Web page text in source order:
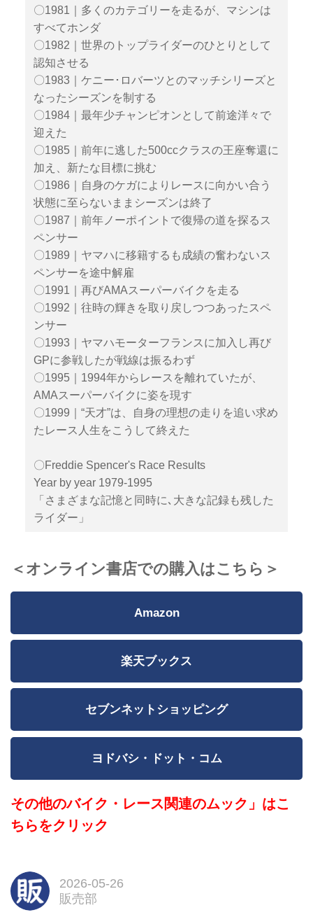
〇1981｜多くのカテゴリーを走るが、マシンは
すべてホンダ
〇1982｜世界のトップライダーのひとりとして
認知させる
〇1983｜ケニー･ロバーツとのマッチシリーズと
なったシーズンを制する
〇1984｜最年少チャンピオンとして前途洋々で
迎えた
〇1985｜前年に逃した500ccクラスの王座奪還に
加え、新たな目標に挑む
〇1986｜自身のケガによりレースに向かい合う
状態に至らないままシーズンは終了
〇1987｜前年ノーポイントで復帰の道を探るス
ペンサー
〇1989｜ヤマハに移籍するも成績の奮わないス
ペンサーを途中解雇
〇1991｜再びAMAスーパーバイクを走る
〇1992｜往時の輝きを取り戻しつつあったスペ
ンサー
〇1993｜ヤマハモーターフランスに加入し再び
GPに参戦したが戦線は振るわず
〇1995｜1994年からレースを離れていたが、
AMAスーパーバイクに姿を現す
〇1999｜“天才”は、自身の理想の走りを追い求め
たレース人生をこうして終えた
〇Freddie Spencer's Race Results
Year by year 1979-1995
「さまざまな記憶と同時に､大きな記録も残した
ライダー」
＜オンライン書店での購入はこちら＞
Amazon
楽天ブックス
セブンネットショッピング
ヨドバシ・ドット・コム
その他のバイク・レース関連のムック」はこ
ちらをクリック
2026-05-26
販売部